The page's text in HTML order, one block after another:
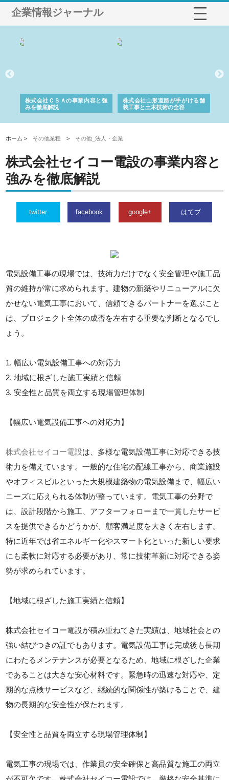
企業情報ジャーナル
株式会社ＣＳＡの事業内容と強
みを徹底解説
株式会社山形道路が手がける舗
装工事と土木技術の全容
ホーム > その他業種 > その他_法人・企業
株式会社セイコー電設の事業内容と
強みを徹底解説
twitter facebook google+ はてブ
電気設備工事の現場では、技術力だけでなく安全管理や施工品
質の維持が常に求められます。建物の新築やリニューアルに欠
かせない電気工事において、信頼できるパートナーを選ぶこと
は、プロジェクト全体の成否を左右する重要な判断となるでし
ょう。
1. 幅広い電気設備工事への対応力
2. 地域に根ざした施工実績と信頼
3. 安全性と品質を両立する現場管理体制
【幅広い電気設備工事への対応力】
株式会社セイコー電設は、多様な電気設備工事に対応できる技
術力を備えています。一般的な住宅の配線工事から、商業施設
やオフィスビルといった大規模建築物の電気設備まで、幅広い
ニーズに応えられる体制が整っています。電気工事の分野で
は、設計段階から施工、アフターフォローまで一貫したサービ
スを提供できるかどうかが、顧客満足度を大きく左右します。
特に近年では省エネルギー化やスマート化といった新しい要求
にも柔軟に対応する必要があり、常に技術革新に対応できる姿
勢が求められています。
【地域に根ざした施工実績と信頼】
株式会社セイコー電設が積み重ねてきた実績は、地域社会との
強い結びつきの証でもあります。電気設備工事は完成後も長期
にわたるメンテナンスが必要となるため、地域に根ざした企業
であることは大きな安心材料です。緊急時の迅速な対応や、定
期的な点検サービスなど、継続的な関係性が築けることで、建
物の長期的な安全性が保たれます。
【安全性と品質を両立する現場管理体制】
電気工事の現場では、作業員の安全確保と高品質な施工の両立